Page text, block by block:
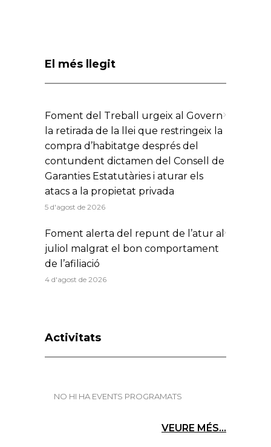
El més llegit
Foment del Treball urgeix al Govern
la retirada de la llei que restringeix la
compra d’habitatge després del
contundent dictamen del Consell de
Garanties Estatutàries i aturar els
atacs a la propietat privada
5 d'agost de 2026
Foment alerta del repunt de l’atur al
juliol malgrat el bon comportament
de l’afiliació
4 d'agost de 2026
Activitats
NO HI HA EVENTS PROGRAMATS
VEURE MÉS...